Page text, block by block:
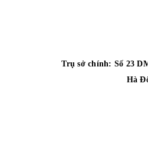
Trụ sở chính: Số 23
Hà